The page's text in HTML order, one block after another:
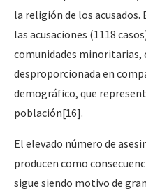
la religión de los acusados.
las acusaciones (1118
comunidades
desproporcionada en
demográfico, que
población[16].
El elevado número de
producen como
sigue siendo motivo de